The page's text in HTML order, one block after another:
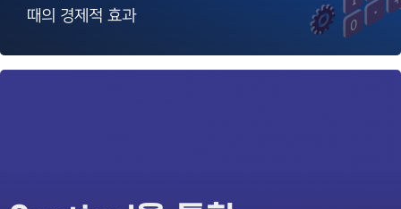
때의 경제적 효과